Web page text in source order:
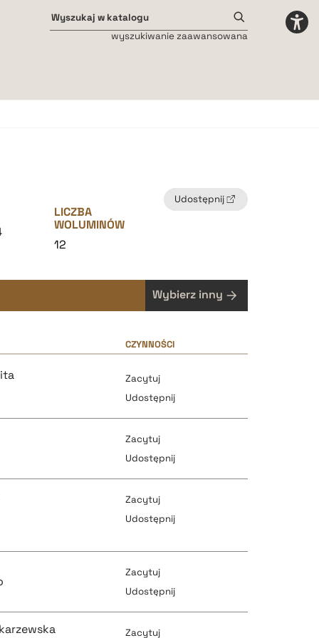
wyszukiwanie zaawansowana
Udostępnij
LICZBA
WOLUMINÓW
12
Wybierz inny
CZYNNOŚCI
Zacytuj
Udostępnij
pobierz cytat
pobierz cytat
Zacytuj
Udostępnij
Zacytuj
Udostępnij
Zacytuj
Udostępnij
Zacytuj